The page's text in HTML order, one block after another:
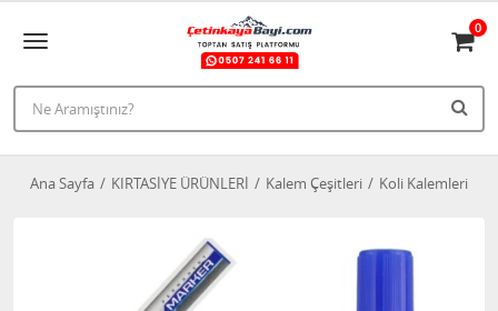
0
Ana Sayfa KIRTASİYE ÜRÜNLERİ Kalem Çeşitleri Koli Kalemleri